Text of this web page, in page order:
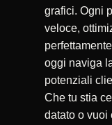
grafici. Ogni
veloce,
oggi naviga
potenziali
Che tu stia
datato o vuoi